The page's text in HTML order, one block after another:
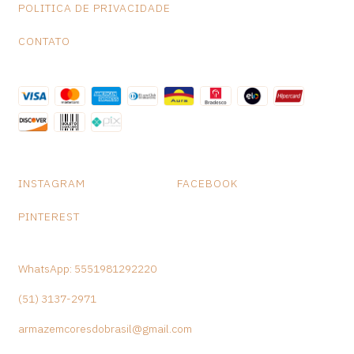
POLITICA DE PRIVACIDADE
CONTATO
INSTAGRAM FACEBOOK
PINTEREST
WhatsApp: 5551981292220
(51) 3137-2971
armazemcoresdobrasil@gmail.com